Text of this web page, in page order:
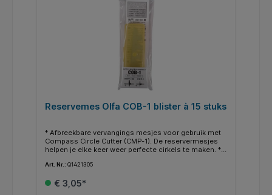
Reservemes Olfa COB-1 blister à 15 stuks
* Afbreekbare vervangings mesjes voor gebruik met
Compass Circle Cutter (CMP-1). De reservermesjes
helpen je elke keer weer perfecte cirkels te maken. *
scrapbooking, geheugenboeken en signmaking.
Art. Nr.: Q1421305
€ 3,05*